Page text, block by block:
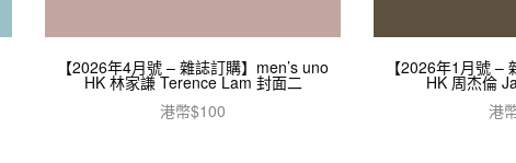
【2026年4月號 – 雜誌訂購】men’s uno
HK 林家謙 Terence Lam 封面二
港幣$100
【2026年1月號 –
HK 周杰倫
港